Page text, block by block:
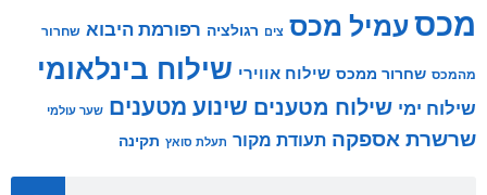
מכסעמיל מכס צים רגולציה רפורמת היבוא שחרור
מהמכס שחרור ממכס שילוח אווירי שילוח בינלאומי
שילוח ימי שילוח מטענים שינוע מטענים שער עולמי
שרשרת אספקה תעודת מקור תעלת סואץ תקינה